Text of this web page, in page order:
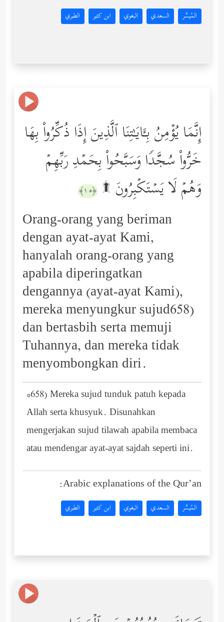
المُيسَّر السعدي البغوي ابن كثير الطبري
إِنَّمَا یُؤۡمِنُ بِـَٔایَـٰتِنَا ٱلَّذِینَ إِذَا ذُكِّرُواْ بِهَا
خَرُّواْ سُجَّدࣰا وَسَبَّحُواْ بِحَمۡدِ رَبِّهِمۡ
وَهُمۡ لَا یَسۡتَكۡبِرُونَ ۩ ﴿١٥﴾
Orang-orang yang beriman
dengan ayat-ayat Kami,
hanyalah orang-orang yang
apabila diperingatkan
dengannya (ayat-ayat Kami),
mereka menyungkur sujud658)
dan bertasbih serta memuji
Tuhannya, dan mereka tidak
menyombongkan diri.
*658) Mereka sujud tunduk patuh kepada
Allah serta khusyuk. Disunahkan
mengerjakan sujud tilawah apabila membaca
atau mendengar ayat-ayat sajdah seperti ini.
Arabic explanations of the Qur’an:
المُيسَّر السعدي البغوي ابن كثير الطبري